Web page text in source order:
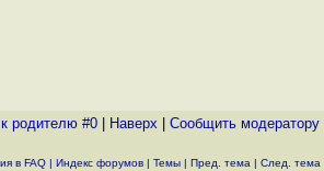
родителю #0 Наверх Cообщить модератору
в FAQ | Индекс форумов | Темы | Пред. тема | След. тема